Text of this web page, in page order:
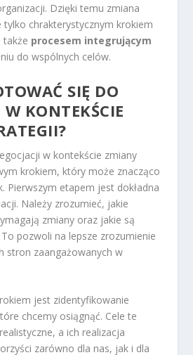
Dzięki temu zmiana
tylko chrakterystycznym krokiem
procesem integrującym
do wspólnych celów.
SIĘ DO
W KONTEKŚCIE
w kontekście zmiany
krokiem, który może znacząco
Pierwszym etapem jest dokładna
Należy zrozumieć, jakie
zmiany oraz jakie są
pozwoli na lepsze zrozumienie
stron zaangażowanych w
jest zidentyfikowanie
chcemy osiągnąć. Cele te
a ich realizacja
zarówno dla nas, jak i dla